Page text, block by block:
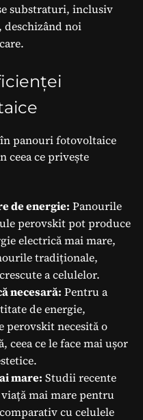
substraturi, inclusiv
noi
panouri fotovoltaice
ceea ce privește
de energie: Panourile
perovskit pot produce
electrică mai mare,
tradiționale,
a celulelor.
necesară: Pentru a
de energie,
perovskit necesită o
ceea ce le face mai ușor
mare: Studii recente
mai mare pentru
cu celulele